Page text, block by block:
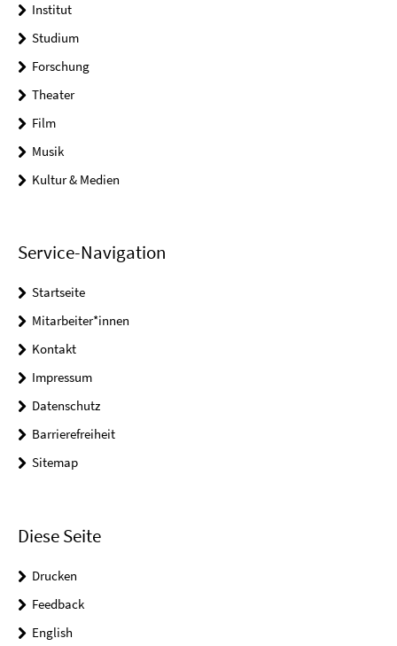
Institut
Studium
Forschung
Theater
Film
Musik
Kultur & Medien
Service-Navigation
Startseite
Mitarbeiter*innen
Kontakt
Impressum
Datenschutz
Barrierefreiheit
Sitemap
Diese Seite
Drucken
Feedback
English